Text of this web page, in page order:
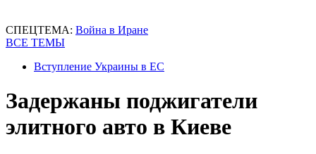
СПЕЦТЕМА: Война в Иране
ВСЕ ТЕМЫ
Вступление Украины в ЕС
Задержаны поджигатели
элитного авто в Киеве